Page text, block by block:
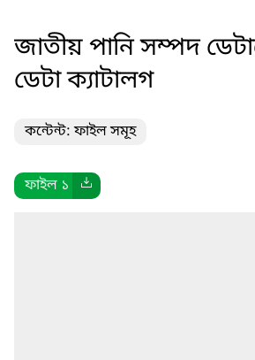
জাতীয় পানি সম্পদ
ডেটা ক্যাটালগ
কন্টেন্ট: ফাইল সমূহ
ফাইল ১